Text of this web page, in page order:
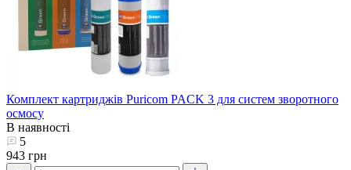
Комплект картриджів Puricom PACK 3 для систем зворотного
осмосу
В наявності
5
943 грн